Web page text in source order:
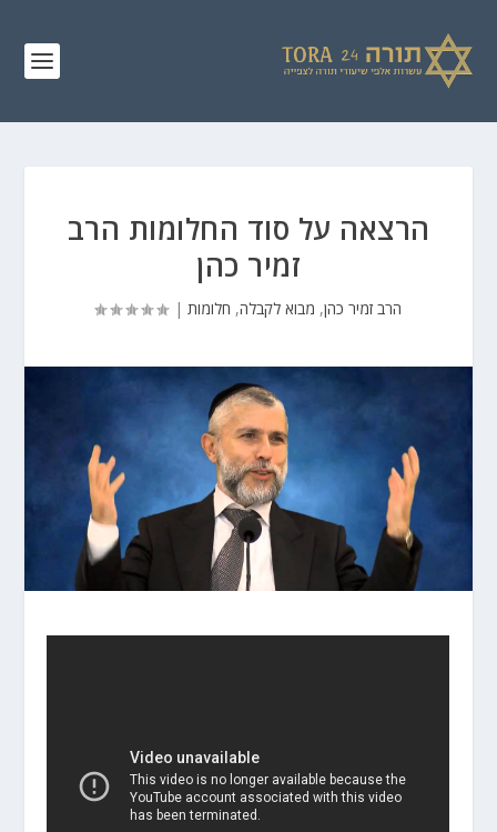
הרצאה על סוד החלומות הרב
זמיר כהן
הרב זמיר כהן, מבוא לקבלה, חלומות |